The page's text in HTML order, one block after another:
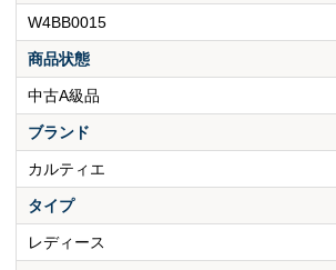
W4BB0015
商品状態
中古A級品
ブランド
カルティエ
タイプ
レディース